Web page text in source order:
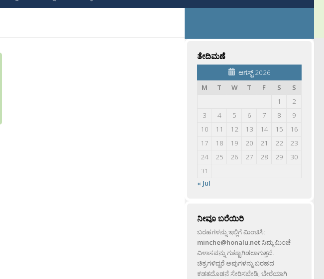
ತೇದಿಮಣೆ
ಆಗಸ್ಟ್ 2026
M
T W T F S
S
1
2
3
4 5 6 7 8
9
10
11 12 13 14 15
16
17
18 19 20 21 22
23
24
25 26 27 28 29
30
31
« Jul
ನೀವೂ ಬರೆಯಿರಿ
ಬರಹಗಳನ್ನು ಇಲ್ಲಿಗೆ ಮಿಂಚಿಸಿ:
minche@honalu.netನಿಮ್ಮ ಮಿಂಚೆ
ವಿಳಾಸವನ್ನು ಗುಟ್ಟಾಗಿಡಲಾಗುತ್ತದೆ.
ಚಿತ್ರಗಳಿದ್ದರೆ ಅವುಗಳನ್ನು ಬರಹದ
ಕಡತದೊಡನೆ ಸೇರಿಸಬೇಡಿ, ಬೇರೆಯಾಗಿ